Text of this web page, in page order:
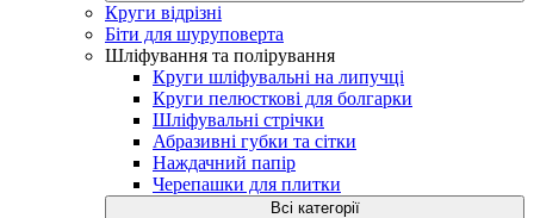
Круги відрізні
Біти для шуруповерта
Шліфування та полірування
Круги шліфувальні на липучці
Круги пелюсткові для болгарки
Шліфувальні стрічки
Абразивні губки та сітки
Наждачний папір
Черепашки для плитки
Всі категорії